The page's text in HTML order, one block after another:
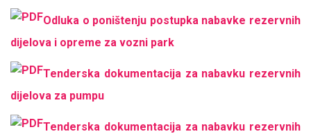
Odluka o poništenju postupka nabavke rezervnih
dijelova i opreme za vozni park
Tenderska dokumentacija za nabavku rezervnih
dijelova za pumpu
Tenderska dokumentacija za nabavku rezervnih